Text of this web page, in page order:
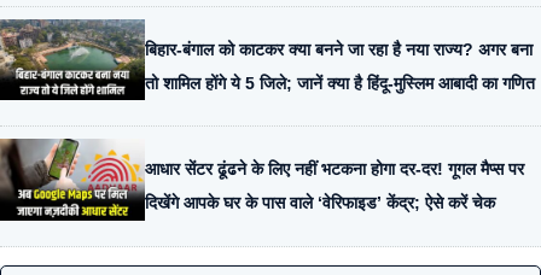
बिहार-बंगाल को काटकर क्या बनने जा रहा है नया राज्य? अगर बना
तो शामिल होंगे ये 5 जिले; जानें क्या है हिंदू-मुस्लिम आबादी का गणित
आधार सेंटर ढूंढने के लिए नहीं भटकना होगा दर-दर! गूगल मैप्स पर
दिखेंगे आपके घर के पास वाले ‘वेरिफाइड’ केंद्र; ऐसे करें चेक